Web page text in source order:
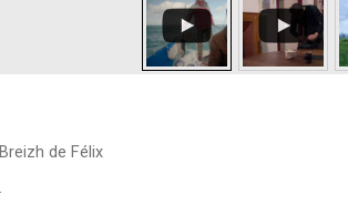
de Félix